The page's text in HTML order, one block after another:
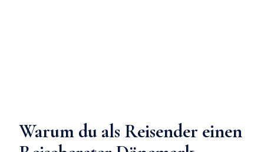
Warum du als Reisender einen